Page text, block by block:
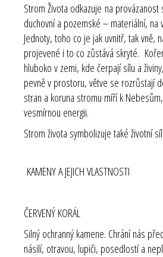
Strom Života odkazuje na
duchovní a pozemské – materiální, na
Jednoty, toho co je jak uvnitř, tak vně,
projevené i to co zůstává skryté.
hluboko v zemi, kde čerpají sílu a
pevně v prostoru, větve se rozrůstají
stran a koruna stromu míří k
vesmírnou energii.
Strom života symbolizuje také životní
KAMENY A JEJICH VLASTNOSTI
ČERVENÝ KORÁL
Silný ochranný kamene. Chrání nás
násilí, otravou, lupiči, posedlostí a